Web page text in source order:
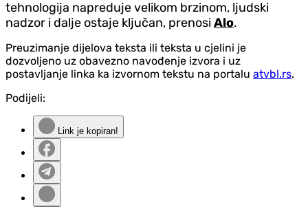
tehnologija napreduje velikom brzinom, ljudski
nadzor i dalje ostaje ključan, prenosiAlo.
Preuzimanje dijelova teksta ili teksta u cjelini je
dozvoljeno uz obavezno navođenje izvora i uz
postavljanje linka ka izvornom tekstu na portalu atvbl.rs.
Podijeli:
Link je kopiran!